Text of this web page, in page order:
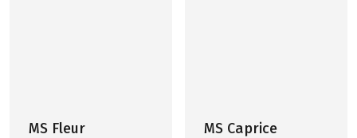
MS Fleur MS Caprice